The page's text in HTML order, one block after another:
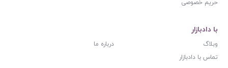
حریم خصوصی
با دادبازار
وبلاگ
درباره ما
تماس با دادبازار